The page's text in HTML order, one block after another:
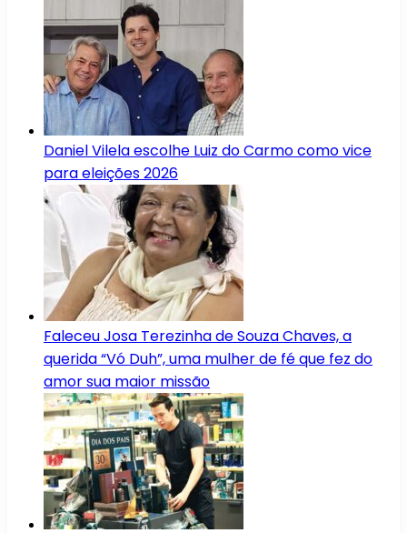
Daniel Vilela escolhe Luiz do Carmo como vice
para eleições 2026
Faleceu Josa Terezinha de Souza Chaves, a
querida “Vó Duh”, uma mulher de fé que fez do
amor sua maior missão